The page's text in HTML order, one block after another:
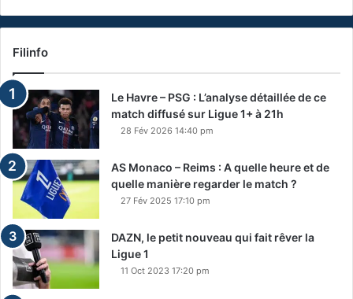
Filinfo
Le Havre – PSG : L’analyse détaillée de ce
match diffusé sur Ligue 1+ à 21h
28 Fév 2026 14:40 pm
AS Monaco – Reims : A quelle heure et de
quelle manière regarder le match ?
27 Fév 2025 17:10 pm
DAZN, le petit nouveau qui fait rêver la
Ligue 1
11 Oct 2023 17:20 pm